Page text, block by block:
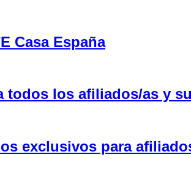
Casa España
todos los afiliados/as y
exclusivos para